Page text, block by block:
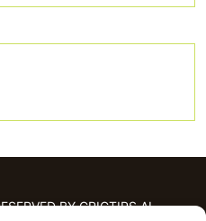
BY CRICTIPS.AI